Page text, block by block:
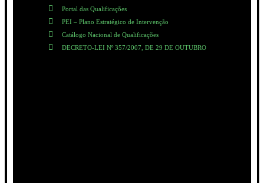
Portal das Qualificações
PEI – Plano Estratégico de Intervenção
Catálogo Nacional de Qualificações
DECRETO-LEI Nº 357/2007, DE 29 DE OUTUBRO